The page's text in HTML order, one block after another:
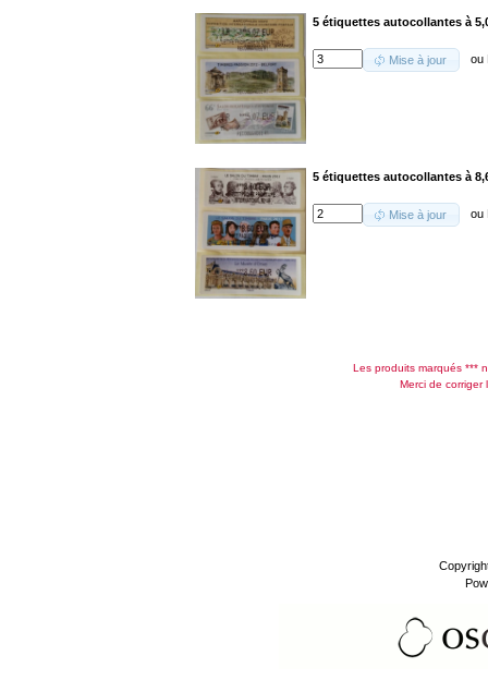
5 étiquettes autocollantes à
Mise à jour ou
5 étiquettes autocollantes à
Mise à jour ou
Les produits marqués ***
Merci de corriger